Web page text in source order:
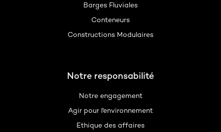
Barges Fluviales
Conteneurs
Constructions Modulaires
Notre responsabilité
Notre engagement
Agir pour l'environnement
Ethique des affaires